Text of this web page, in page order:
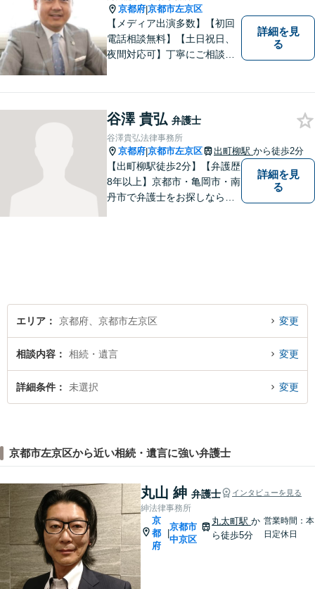
京都府|京都市左京区
【メディア出演多数】【初回
電話相談無料】【土日祝日、
夜間対応可】丁寧にご相談を
格を徹底的に守ります！
詳細を見
る
谷澤 貴弘 弁護士
谷澤貴弘法律事務所
京都府|京都市左京区 出町柳駅 から徒歩2分
【出町柳駅徒歩2分】【弁護歴
8年以上】京都市・亀岡市・南
丹市で弁護士をお探しならご
詳細を見
る
エリア 京都府、京都市左京区 変更
相談内容 相続・遺言 変更
詳細条件 未選択 変更
京都市左京区から近い相続・遺言に強い弁護士
丸山 紳 弁護士 インタビューを見る
紳法律事務所
京
都
府
|
京都市
中京区
丸太町駅か
ら徒歩5分
営業時間：本
日定休日